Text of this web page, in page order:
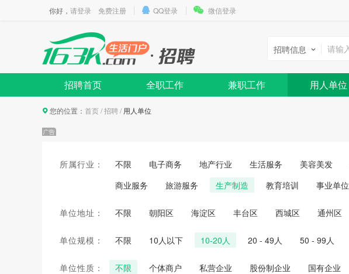
你好， 请登录 免费注册 QQ登录 微信登录
招聘信息
招聘首页 全职工作 兼职工作 用人单位
您的位置： 首页/招聘/ 用人单位
所属行业： 不限 电子商务 地产行业 生活服务 美容美发
商业服务
旅游服务 生产制造 教育培训 事业单位
单位地址： 不限 朝阳区 海淀区 丰台区 西城区 通州区
单位规模： 不限 10人以下 10-20人 20 - 49人 50 - 99人
单位性质： 不限 个体商户 私营企业 股份制企业 国有企业